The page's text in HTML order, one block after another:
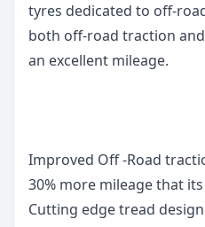
tyres dedicated to off-
both off-road traction
an excellent mileage.
Improved Off -Road
30% more mileage that
Cutting edge tread